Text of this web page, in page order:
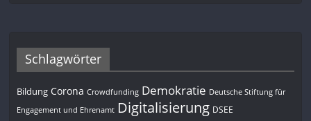
Schlagwörter
Bildung Corona Crowdfunding Demokratie Deutsche Stiftung für
Engagement und Ehrenamt Digitalisierung DSEE